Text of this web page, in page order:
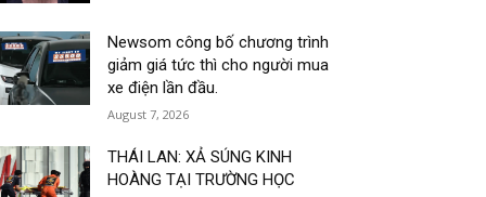
Newsom công bố chương trình
giảm giá tức thì cho người mua
xe điện lần đầu.
August 7, 2026
THÁI LAN: XẢ SÚNG KINH
HOÀNG TẠI TRƯỜNG HỌC